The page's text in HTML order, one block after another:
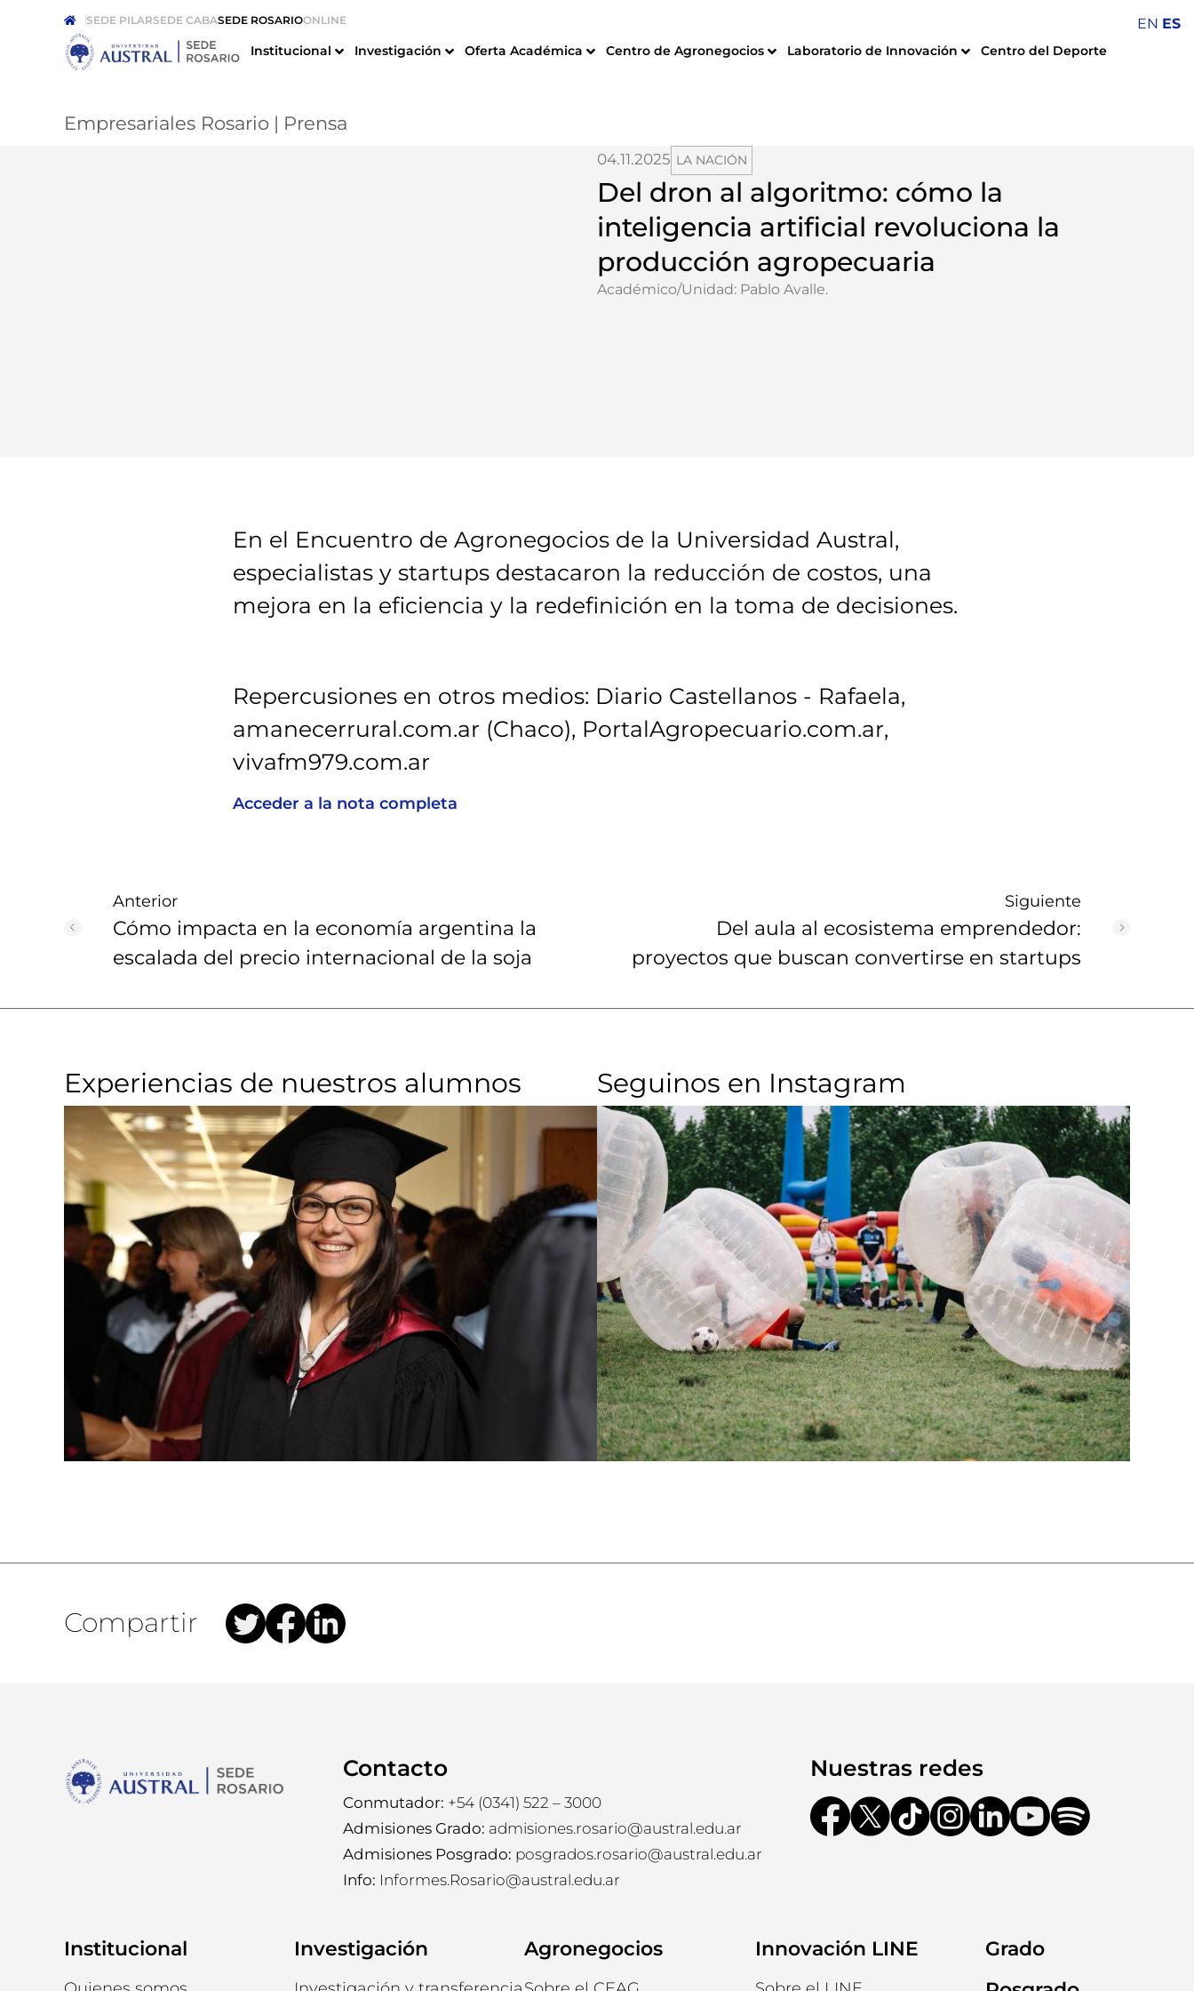
SEDE PILARSEDE CABASEDE ROSARIOONLINE
Institucional Investigación Oferta Académica Centro de Agronegocios Laboratorio de Innovación Centro del Deporte
Empresariales Rosario | Prensa
04.11.2025 LA NACIÓN
Del dron al algoritmo: cómo la
inteligencia artificial revoluciona la
producción agropecuaria
Académico/Unidad: Pablo Avalle.
En el Encuentro de Agronegocios de la Universidad Austral,
especialistas y startups destacaron la reducción de costos, una
mejora en la eficiencia y la redefinición en la toma de decisiones.
Repercusiones en otros medios: Diario Castellanos - Rafaela,
amanecerrural.com.ar (Chaco), PortalAgropecuario.com.ar,
vivafm979.com.ar
Acceder a la nota completa
Anterior
Cómo impacta en la economía argentina la
escalada del precio internacional de la soja
Siguiente
Del aula al ecosistema emprendedor:
proyectos que buscan convertirse en startups
Experiencias de nuestros alumnos​ Seguinos en Instagram
Compartir
Contacto
Conmutador: +54 (0341) 522 – 3000
Admisiones Grado: admisiones.rosario@austral.edu.ar
Admisiones Posgrado: posgrados.rosario@austral.edu.ar
Info: Informes.Rosario@austral.edu.ar
Nuestras redes
Institucional Investigación Agronegocios Innovación LINE
Grado
EN ES